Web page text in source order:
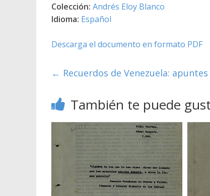
Colección: Andrés Eloy Blanco
Idioma: Español
Descarga el documento en formato PDF
← Recuerdos de Venezuela:
También te puede